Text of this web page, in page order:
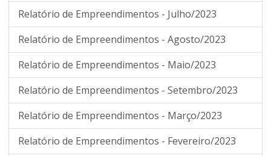
Relatório de Empreendimentos - Julho/2023
Relatório de Empreendimentos - Agosto/2023
Relatório de Empreendimentos - Maio/2023
Relatório de Empreendimentos - Setembro/2023
Relatório de Empreendimentos - Março/2023
Relatório de Empreendimentos - Fevereiro/2023